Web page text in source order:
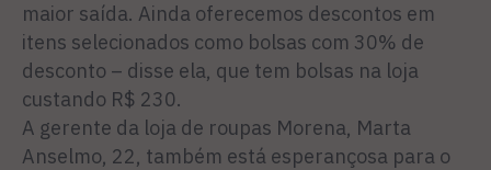
maior saída. Ainda oferecemos descontos em
itens selecionados como bolsas com 30% de
desconto – disse ela, que tem bolsas na loja
custando R$ 230.
A gerente da loja de roupas Morena, Marta
Anselmo, 22, também está esperançosa para o